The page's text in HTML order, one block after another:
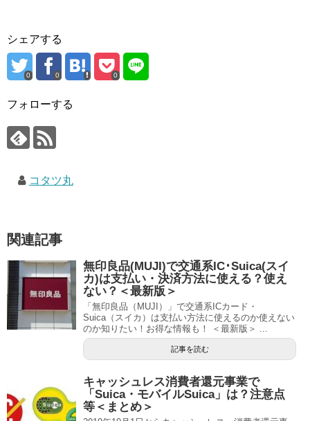
シェアする
0 0 0
フォローする
コタツ丸
関連記事
無印良品(MUJI)で交通系IC･Suica(スイ
カ)は支払い・決済方法に使える？使え
ない？＜最新版＞
「無印良品（MUJI）」で交通系ICカード・
Suica（スイカ）は支払い方法に使えるのか使えない
のか知りたい！お得な情報も！ ＜最新版＞ ...
記事を読む
キャッシュレス消費者還元事業で
「Suica・モバイルSuica」は？注意点
等＜まとめ＞